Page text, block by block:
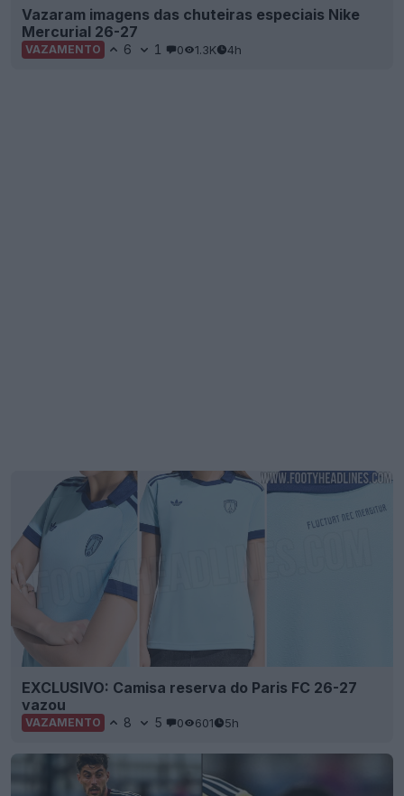
Vazaram imagens das chuteiras especiais Nike
Mercurial 26-27
VAZAMENTO 6 1 0 1.3K 4h
EXCLUSIVO: Camisa reserva do Paris FC 26-27
vazou
VAZAMENTO 8 5 0 601 5h